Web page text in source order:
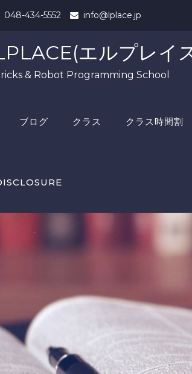
048-434-5552 info@lplace.jp
エルプレイ
& Robot Programming School
ブログ クラス クラス時間割